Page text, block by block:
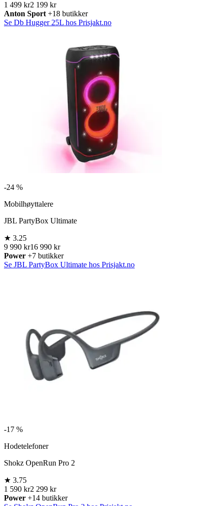
1 499 kr2 199 kr
Anton Sport +18 butikker
Se Db Hugger 25L hos Prisjakt.no
-24 %
Mobilhøyttalere
JBL PartyBox Ultimate
★ 3.25
9 990 kr16 990 kr
Power +7 butikker
Se JBL PartyBox Ultimate hos Prisjakt.no
-17 %
Hodetelefoner
Shokz OpenRun Pro 2
★ 3.75
1 590 kr2 299 kr
Power +14 butikker